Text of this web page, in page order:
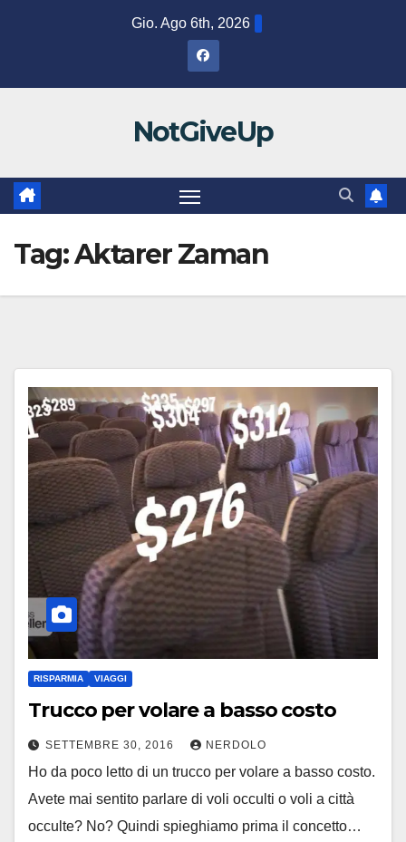
Gio. Ago 6th, 2026
NotGiveUp
Tag:Aktarer Zaman
RISPARMIA VIAGGI
Trucco per volare a basso costo
SETTEMBRE 30, 2016 NERDOLO
Ho da poco letto di un trucco per volare a basso costo.
Avete mai sentito parlare di voli occulti o voli a città
occulte? No? Quindi spieghiamo prima il concetto…